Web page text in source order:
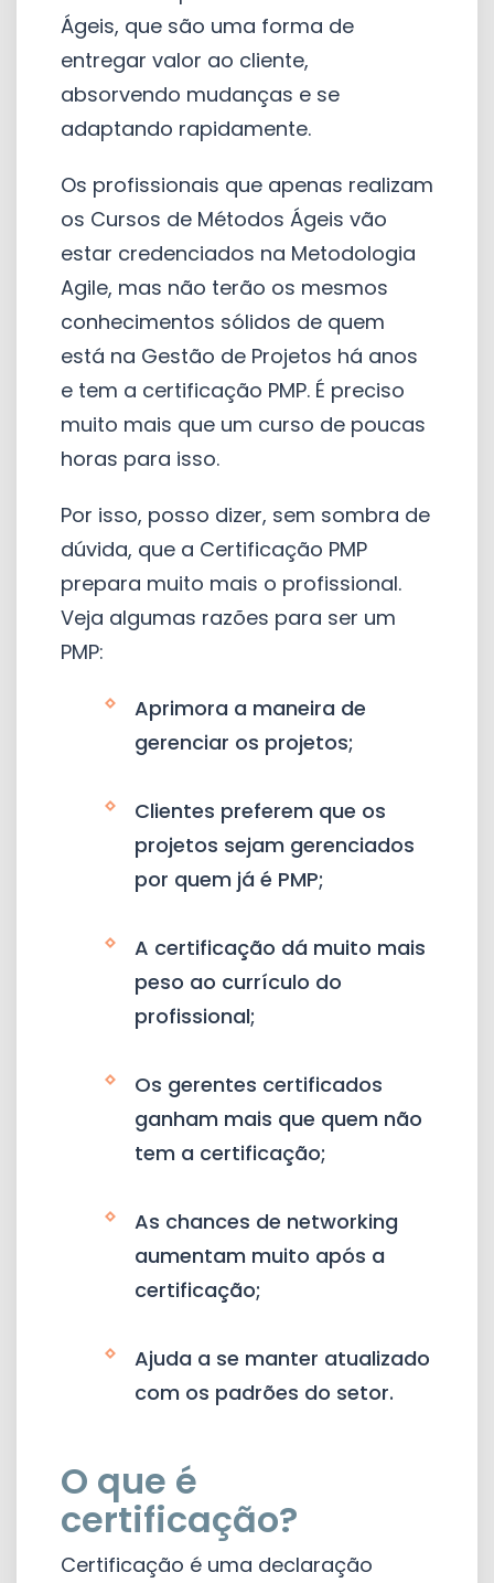
Ágeis, que são uma forma de
entregar valor ao cliente,
absorvendo mudanças e se
adaptando rapidamente.
Os profissionais que apenas realizam
os Cursos de Métodos Ágeis vão
estar credenciados na Metodologia
Agile, mas não terão os mesmos
conhecimentos sólidos de quem
está na Gestão de Projetos há anos
e tem a certificação PMP. É preciso
muito mais que um curso de poucas
horas para isso.
Por isso, posso dizer, sem sombra de
dúvida, que a Certificação PMP
prepara muito mais o profissional.
Veja algumas razões para ser um
PMP:
Aprimora a maneira de
gerenciar os projetos;
Clientes preferem que os
projetos sejam gerenciados
por quem já é PMP;
A certificação dá muito mais
peso ao currículo do
profissional;
Os gerentes certificados
ganham mais que quem não
tem a certificação;
As chances de networking
aumentam muito após a
certificação;
Ajuda a se manter atualizado
com os padrões do setor.
O que é
certificação?
Certificação é uma declaração